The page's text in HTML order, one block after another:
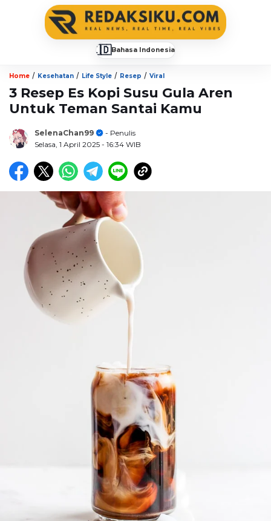
🇮🇩Bahasa Indonesia
Home / Kesehatan / Life Style / Resep / Viral
3 Resep Es Kopi Susu Gula Aren
Untuk Teman Santai Kamu
SelenaChan99
- Penulis
Selasa, 1 April 2025 - 16:34 WIB